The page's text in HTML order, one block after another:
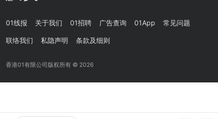
01线报 关于我们 01招聘 广告查询 01App 常见问题
联络我们 私隐声明 条款及细则
香港01有限公司版权所有 © 2026